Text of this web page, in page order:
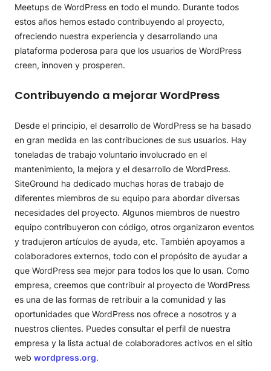
Meetups de WordPress en todo el mundo. Durante todos
estos años hemos estado contribuyendo al proyecto,
ofreciendo nuestra experiencia y desarrollando una
plataforma poderosa para que los usuarios de WordPress
creen, innoven y prosperen.
Contribuyendo a mejorar WordPress
Desde el principio, el desarrollo de WordPress se ha basado
en gran medida en las contribuciones de sus usuarios. Hay
toneladas de trabajo voluntario involucrado en el
mantenimiento, la mejora y el desarrollo de WordPress.
SiteGround ha dedicado muchas horas de trabajo de
diferentes miembros de su equipo para abordar diversas
necesidades del proyecto. Algunos miembros de nuestro
equipo contribuyeron con código, otros organizaron eventos
y tradujeron artículos de ayuda, etc. También apoyamos a
colaboradores externos, todo con el propósito de ayudar a
que WordPress sea mejor para todos los que lo usan. Como
empresa, creemos que contribuir al proyecto de WordPress
es una de las formas de retribuir a la comunidad y las
oportunidades que WordPress nos ofrece a nosotros y a
nuestros clientes. Puedes consultar el perfil de nuestra
empresa y la lista actual de colaboradores activos en el sitio
web wordpress.org.